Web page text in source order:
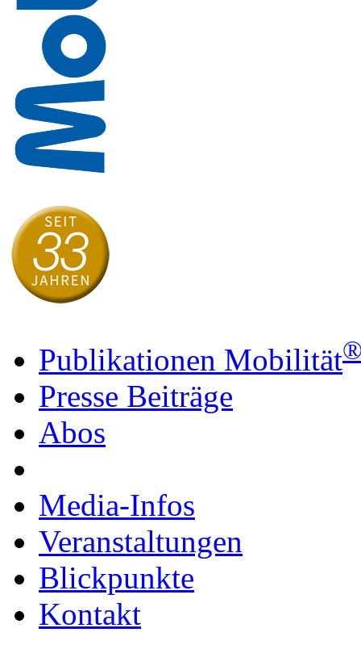
Publikationen Mobilität
Presse Beiträge
Abos
Media-Infos
Veranstaltungen
Blickpunkte
Kontakt